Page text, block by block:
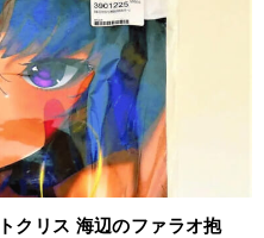
クリス 海辺のファラオ抱